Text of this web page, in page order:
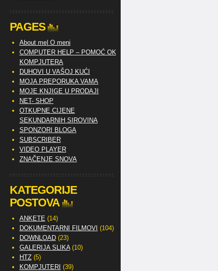
PAGES
About me| O meni
COMPUTER HELP – POMOĆ OKO
KOMPJUTERA
DUHOVI U VAŠOJ KUĆI
MOJA PREPORUKA VAMA
MOJE KNJIGE U PRODAJI
NET- SHOP
OTKUPNE CIJENE
SEKUNDARNIH SIROVINA
SPONZORI BLOGA
SUBSCRIBER
VIDEO PLAYER
ZNAČENJE SNOVA
KATEGORIJE
POSTOVA
ANKETE (14)
DOKUMENTARNI FILMOVI (104)
DOWNLOAD(23)
GALERIJA SLIKA(10)
HTZ(5)
KOMPJUTERI (39)